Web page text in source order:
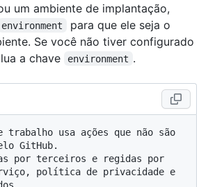
um ambiente de implantação,
environment
para que ele seja o
Se você não tiver configurado
a chave
environment .
trabalho usa ações que não são
GitHub.
por terceiros e regidas por
política de privacidade e